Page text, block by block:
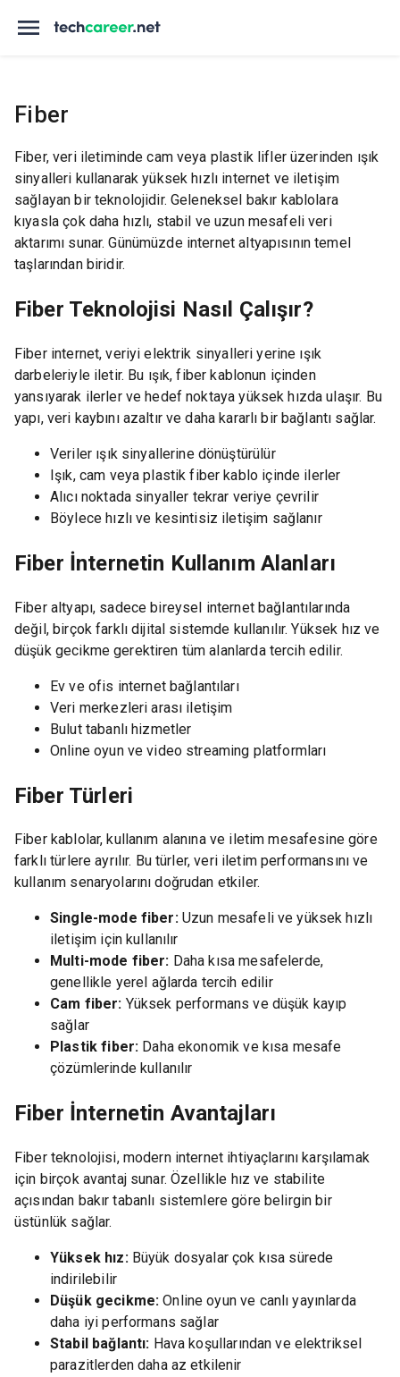
Fiber
Fiber, veri iletiminde cam veya plastik lifler üzerinden ışık
sinyalleri kullanarak yüksek hızlı internet ve iletişim
sağlayan bir teknolojidir. Geleneksel bakır kablolara
kıyasla çok daha hızlı, stabil ve uzun mesafeli veri
aktarımı sunar. Günümüzde internet altyapısının temel
taşlarından biridir.
Fiber Teknolojisi Nasıl Çalışır?
Fiber internet, veriyi elektrik sinyalleri yerine ışık
darbeleriyle iletir. Bu ışık, fiber kablonun içinden
yansıyarak ilerler ve hedef noktaya yüksek hızda ulaşır. Bu
yapı, veri kaybını azaltır ve daha kararlı bir bağlantı sağlar.
Veriler ışık sinyallerine dönüştürülür
Işık, cam veya plastik fiber kablo içinde ilerler
Alıcı noktada sinyaller tekrar veriye çevrilir
Böylece hızlı ve kesintisiz iletişim sağlanır
Fiber İnternetin Kullanım Alanları
Fiber altyapı, sadece bireysel internet bağlantılarında
değil, birçok farklı dijital sistemde kullanılır. Yüksek hız ve
düşük gecikme gerektiren tüm alanlarda tercih edilir.
Ev ve ofis internet bağlantıları
Veri merkezleri arası iletişim
Bulut tabanlı hizmetler
Online oyun ve video streaming platformları
Fiber Türleri
Fiber kablolar, kullanım alanına ve iletim mesafesine göre
farklı türlere ayrılır. Bu türler, veri iletim performansını ve
kullanım senaryolarını doğrudan etkiler.
Single-mode fiber: Uzun mesafeli ve yüksek hızlı
iletişim için kullanılır
Multi-mode fiber: Daha kısa mesafelerde,
genellikle yerel ağlarda tercih edilir
Cam fiber: Yüksek performans ve düşük kayıp
sağlar
Plastik fiber: Daha ekonomik ve kısa mesafe
çözümlerinde kullanılır
Fiber İnternetin Avantajları
Fiber teknolojisi, modern internet ihtiyaçlarını karşılamak
için birçok avantaj sunar. Özellikle hız ve stabilite
açısından bakır tabanlı sistemlere göre belirgin bir
üstünlük sağlar.
Yüksek hız: Büyük dosyalar çok kısa sürede
indirilebilir
Düşük gecikme: Online oyun ve canlı yayınlarda
daha iyi performans sağlar
Stabil bağlantı: Hava koşullarından ve elektriksel
parazitlerden daha az etkilenir